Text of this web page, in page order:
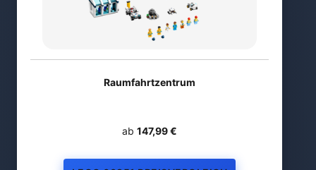
Raumfahrtzentrum
ab 147,99 €